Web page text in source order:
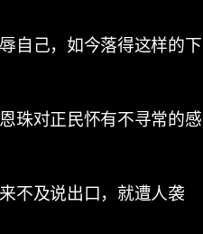
自己，如今落得这样的下
珠对正民怀有不寻常的感
不及说出口，就遭人袭